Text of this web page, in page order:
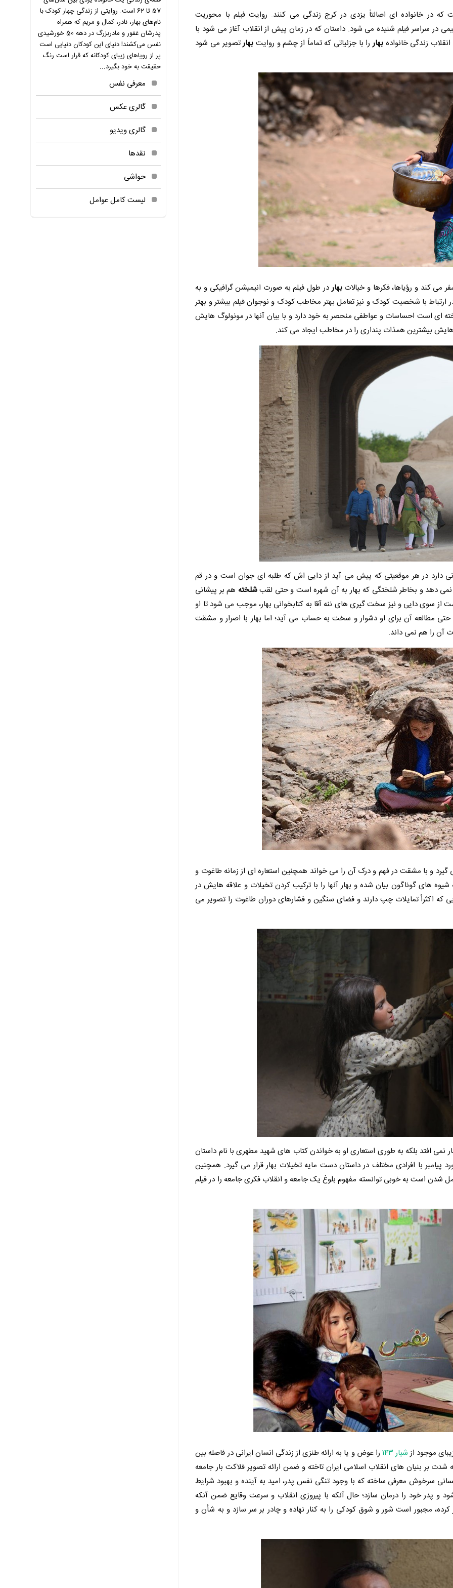
در خانواده ای اصالتاً یزدی در کرج زندگی می کنند. روایت فیلم با محوریت
سراسر فیلم شنیده می شود. داستان که در زمان پیش از انقلاب آغاز می شود با
زندگی خانوادهبهاررا با جزئیاتی که تماماً از چشم و روایت بهارتصویر می شود
می کند و رؤیاها، فکرها و خیالاتبهاردر طول فیلم به صورت انیمیشن گرافیکی و به
ارتباط با شخصیت کودک و نیز تعامل بهتر مخاطب کودک و نوجوان فیلم بیشتر و بهتر
ای است احساسات و عواطفی منحصر به خود دارد و با بیان آنها در مونولوگ هایش
بیشترین همذات پنداری را در مخاطب ایجاد می کند.
دارد در هر موقعیتی که پیش می آید از دایی اش که طلبه ای جوان است و در قم
دهد و بخاطر شلختگی که بهار به آن شهره است و حتی لقبشلخته هم بر پیشانی
از سوی دایی و نیز سخت گیری های ننه آقا به کتابخوانی بهار، موجب می شود تا او
مطالعه آن برای او دشوار و سخت به حساب می آید؛ اما بهار با اصرار و مشقت
آن را هم نمی داند.
و با مشقت در فهم و درک آن را می خواند همچنین استعاره ای از زمانه طاغوت و
های گوناگون بیان شده و بهار آنها را با ترکیب کردن تخیلات و علاقه هایش در
اکثراً تمایلات چپ دارند و فضای سنگین و فشارهای دوران طاغوت را تصویر می
نمی افتد بلکه به طوری استعاری او به خواندن کتاب های شهید مطهری با نام داستان
پیامبر با افرادی مختلف در داستان دست مایه تخیلات بهار قرار می گیرد. همچنین
شدن است به خوبی توانسته مفهوم بلوغ یک جامعه و انقلاب فکری جامعه را در فیلم
موجود ازشیار ۱۴۳
را عوض و یا به ارائه طنزی از زندگی انسان ایرانی در فاصله بین
زیرا به شدت بر بنیان های انقلاب اسلامی ایران تاخته و ضمن ارائه تصویر فلاکت بار جامعه
سرخوش معرفی ساخته که با وجود تنگی نفس پدر، امید به آینده و بهبود شرایط
و پدر خود را درمان سازد؛ حال آنکه با پیروزی انقلاب و سرعت وقایع ضمن آنکه
کرده، مجبور است شور و شوق کودکی را به کنار نهاده و چادر بر سر سازد و به شأن و
57 تا 62 است. روایتی از زندگی چهار کودک با
نام‌های بهار، نادر، کمال و مریم که همراه
پدرشان غفور و مادربزرگ در دهه 50 خورشیدی
نفس می‌کشند! دنیای این کودکان دنیایی است
پر از رویاهای زیبای کودکانه که قرار است رنگ
حقیقت به خود بگیرد...
معرفی نفس
گالری عکس
گالری ویدیو
نقدها
حواشی
لیست کامل عوامل